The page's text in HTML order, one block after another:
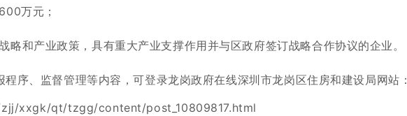
万元；
略和产业政策，具有重大产业支撑作用并与区政府签订战略合作协议的企业。
序、监督管理等内容，可登录龙岗政府在线深圳市龙岗区住房和建设局网站：
xxgk/qt/tzgg/content/post_10809817.html